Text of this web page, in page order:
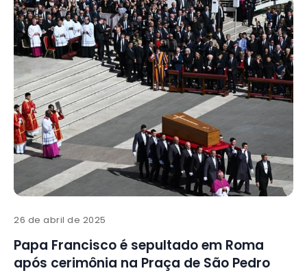
26 de abril de 2025
Papa Francisco é sepultado em Roma
após cerimônia na Praça de São Pedro